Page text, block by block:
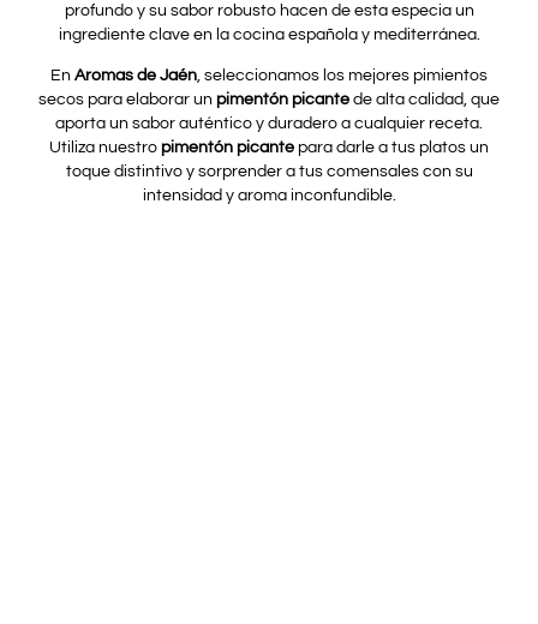
profundo y su sabor robusto hacen de esta especia un
ingrediente clave en la cocina española y mediterránea.
En Aromas de Jaén, seleccionamos los mejores pimientos
secos para elaborar un pimentón picante de alta calidad, que
aporta un sabor auténtico y duradero a cualquier receta.
Utiliza nuestro pimentón picante para darle a tus platos un
toque distintivo y sorprender a tus comensales con su
intensidad y aroma inconfundible.